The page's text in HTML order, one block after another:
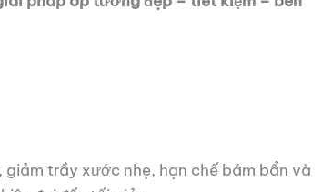
giảm trầy xước nhẹ, hạn chế bám bẩn và